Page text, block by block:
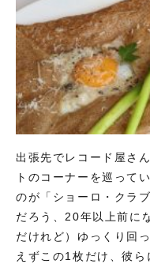
出張先でレコード屋さ
トのコーナーを巡って
のが「ショーロ・クラ
だろう、20年以上前に
だけれど）ゆっくり回
えずこの1枚だけ、彼ら